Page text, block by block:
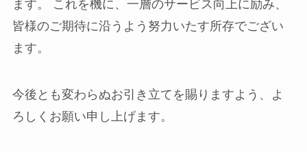
ます。 これを機に、一層のサービス向上に励み、
皆様のご期待に沿うよう努力いたす所存でござい
ます。
今後とも変わらぬお引き立てを賜りますよう、よ
ろしくお願い申し上げます。